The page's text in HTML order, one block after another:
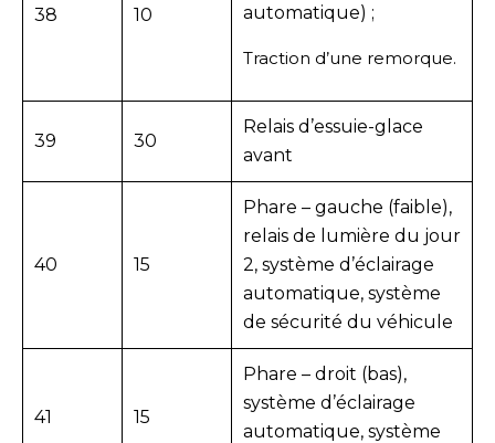
38 10
automatique) ;
Traction d’une remorque.
39 30
Relais d’essuie-glace
avant
40 15
Phare – gauche (faible),
relais de lumière du jour
2, système d’éclairage
automatique, système
de sécurité du véhicule
41 15
Phare – droit (bas),
système d’éclairage
automatique, système